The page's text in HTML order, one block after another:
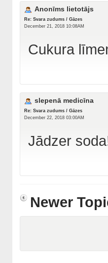
Anonīms lietotājs
Re: Svara zudums / Gāzes
December 21, 2018 10:08AM
Cukura
slepenā medicīna
Re: Svara zudums / Gāzes
December 22, 2018 03:00AM
Jādzer
Newer